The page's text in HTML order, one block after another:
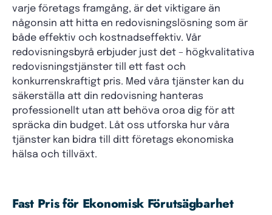
varje företags framgång, är det viktigare än
någonsin att hitta en redovisningslösning som är
både effektiv och kostnadseffektiv. Vår
redovisningsbyrå erbjuder just det – högkvalitativa
redovisningstjänster till ett fast och
konkurrenskraftigt pris. Med våra tjänster kan du
säkerställa att din redovisning hanteras
professionellt utan att behöva oroa dig för att
spräcka din budget. Låt oss utforska hur våra
tjänster kan bidra till ditt företags ekonomiska
hälsa och tillväxt.
Fast Pris för Ekonomisk Förutsägbarhet